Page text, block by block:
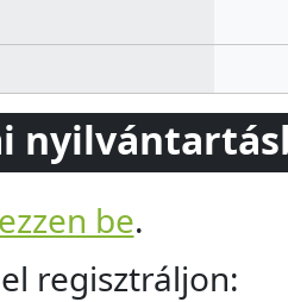
be.
regisztráljon: